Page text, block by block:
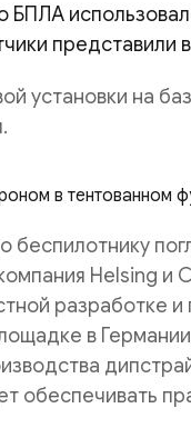
БПЛА
представили
установки на
в тентованном
беспилотнику
Helsing и
разработке и
в
обеспечивать